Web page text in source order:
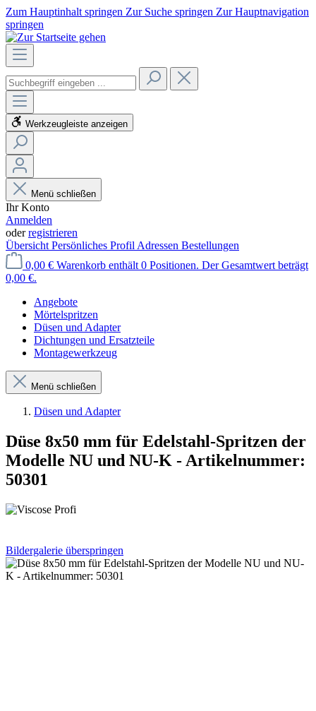
Zum Hauptinhalt springen Zur Suche springen Zur Hauptnavigation
springen
Werkzeugleiste anzeigen
Menü schließen
Ihr Konto
Anmelden
oderregistrieren
Übersicht Persönliches Profil Adressen Bestellungen
0,00 € Warenkorb enthält 0 Positionen. Der Gesamtwert beträgt
0,00 €.
Angebote
Mörtelspritzen
Düsen und Adapter
Dichtungen und Ersatzteile
Montagewerkzeug
Menü schließen
Düsen und Adapter
Düse 8x50 mm für Edelstahl-Spritzen der
Modelle NU und NU-K - Artikelnummer:
50301
Bildergalerie überspringen